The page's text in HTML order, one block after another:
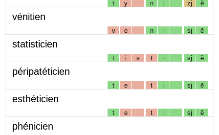
t y n i zj ẽ
vénitien
v e n i sj ẽ
statisticien
t i s t i sj ẽ
péripatéticien
t e t i sj ẽ
esthéticien
t e t i sj ẽ
phénicien